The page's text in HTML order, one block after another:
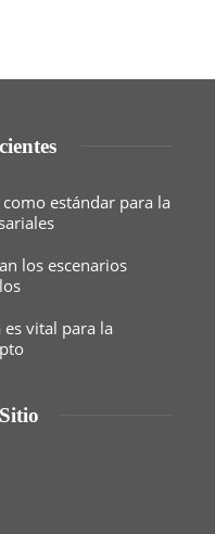
estándar para la
los escenarios
vital para la